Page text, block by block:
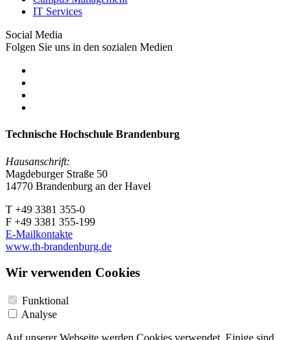
IT Services
Social Media
Folgen Sie uns in den sozialen Medien
Technische Hochschule Brandenburg
Hausanschrift:
Magdeburger Straße 50
14770 Brandenburg an der Havel
T +49 3381 355-0
F +49 3381 355-199
E-Mailkontakte
www.th-brandenburg.de
Wir verwenden Cookies
Funktional
Analyse